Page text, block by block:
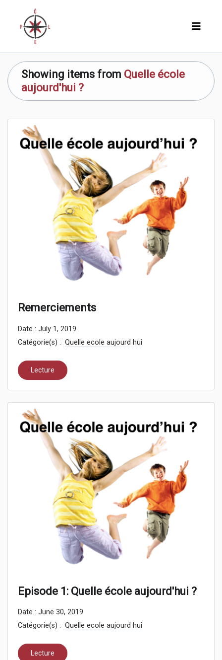
Showing items from Quelle école
aujourd'hui ?
Remerciements
Date : July 1, 2019
Catégorie(s) : Quelle ecole aujourd hui
Lecture
Episode 1: Quelle école aujourd'hui ?
Date : June 30, 2019
Catégorie(s) : Quelle ecole aujourd hui
Lecture